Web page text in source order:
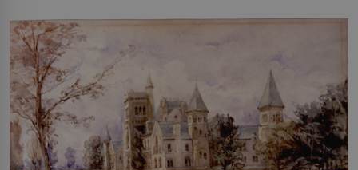
paměť rozhodla stávkovat. Cvičte